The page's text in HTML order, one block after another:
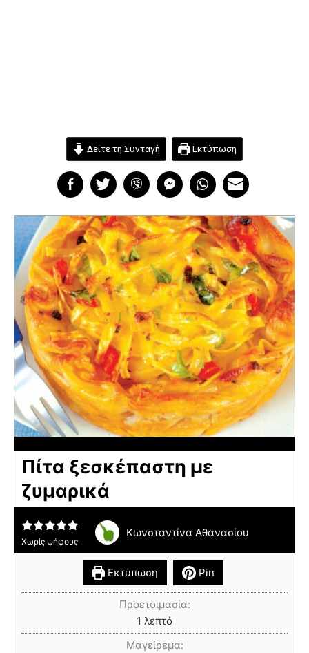
Δείτε τη Συνταγή Εκτύπωση
Πίτα ξεσκέπαστη με
ζυμαρικά
Χωρίς ψήφους
Κωνσταντίνα Αθανασίου
Εκτύπωση Pin
Προετοιμασία:
1 λεπτό
Μαγείρεμα: